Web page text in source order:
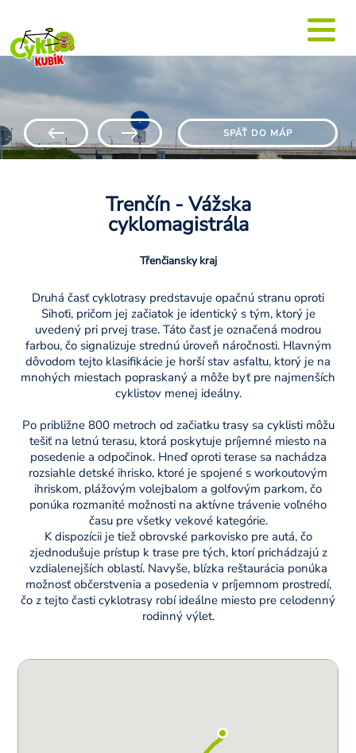
SPÄŤ DO MÁP
Trenčín - Vážska
cyklomagistrála
Třenčiansky kraj
Druhá časť cyklotrasy predstavuje opačnú stranu oproti
Sihoťi, pričom jej začiatok je identický s tým, ktorý je
uvedený pri prvej trase. Táto časť je označená modrou
farbou, čo signalizuje strednú úroveň náročnosti. Hlavným
dôvodom tejto klasifikácie je horší stav asfaltu, ktorý je na
mnohých miestach popraskaný a môže byť pre najmenších
cyklistov menej ideálny.
Po približne 800 metroch od začiatku trasy sa cyklisti môžu
tešiť na letnú terasu, ktorá poskytuje príjemné miesto na
posedenie a odpočinok. Hneď oproti terase sa nachádza
rozsiahle detské ihrisko, ktoré je spojené s workoutovým
ihriskom, plážovým volejbalom a golfovým parkom, čo
ponúka rozmanité možnosti na aktívne trávenie voľného
času pre všetky vekové kategórie.
K dispozícii je tiež obrovské parkovisko pre autá, čo
zjednodušuje prístup k trase pre tých, ktorí prichádzajú z
vzdialenejších oblastí. Navyše, blízka reštaurácia ponúka
možnosť občerstvenia a posedenia v príjemnom prostredí,
čo z tejto časti cyklotrasy robí ideálne miesto pre celodenný
rodinný výlet.